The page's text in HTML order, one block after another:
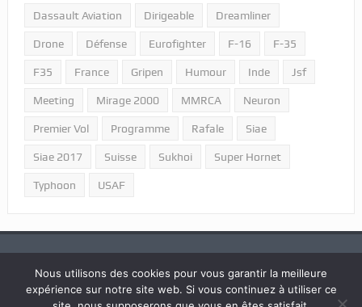
Dassault Aviation Dirigeable Dreamliner
Drone Défense Eurofighter F-16 F-35
F35 France Gripen Humour Inde Jsf
Meeting Mirage 2000 MMRCA Neuron
Premier Vol Programme Rafale Siae
Siae 2017 Suisse Sukhoi Super Hornet
Typhoon USAF
2018 © Tous droits réservés "Portail Aviation - LPPA".
Nous utilisons des cookies pour vous garantir la meilleure
expérience sur notre site web. Si vous continuez à utiliser ce